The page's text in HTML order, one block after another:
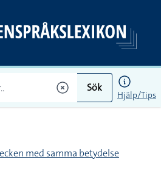
Sök
Hjälp/Tips
med samma betydelse